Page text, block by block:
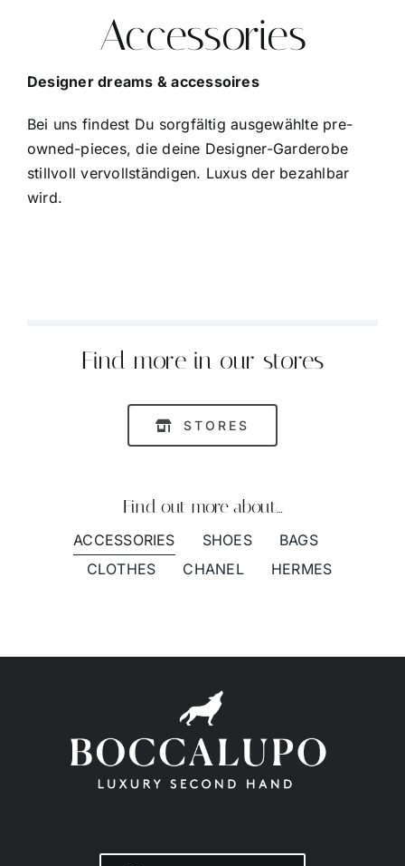
Accessories
Designer dreams & accessoires
Bei uns findest Du sorgfältig ausgewählte pre-
owned-pieces, die deine Designer-Garderobe
stillvoll vervollständigen. Luxus der bezahlbar
wird.
Find more in our stores
STORES
Find out more about…
ACCESSORIES SHOES
BAGS
CLOTHES
CHANEL HERMES